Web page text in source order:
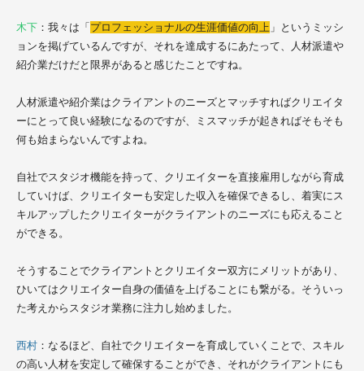
木下 ：我々は「 プロフェッショナルの生涯価値の向上 」というミッシ
ョンを掲げているんですが、それを達成するにあたって、人材派遣や
紹介業だけだと限界があると感じたことですね。
人材派遣や紹介業はクライアントのニーズとマッチすればクリエイタ
ーにとって良い経験になるのですが、ミスマッチが起きればそもそも
何も始まらないんですよね。
自社でスタジオ機能を持って、クリエイターを直接雇用しながら育成
していけば、クリエイターも安定した収入を確保できるし、着実にス
キルアップしたクリエイターがクライアントのニーズにも応えること
ができる。
そうすることでクライアントとクリエイター双方にメリットがあり、
ひいてはクリエイター自身の価値を上げることにも繋がる。そういっ
た考えからスタジオ業務に注力し始めました。
西村 ：なるほど、自社でクリエイターを育成していくことで、スキル
の高い人材を安定して確保することができ、それがクライアントにも